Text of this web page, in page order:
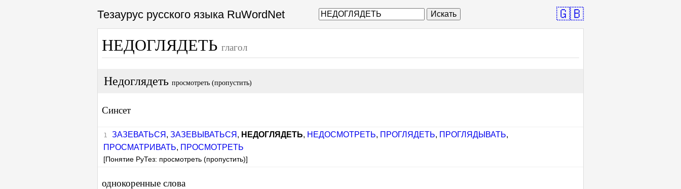
Тезаурус русского языка RuWordNet Искать 🇬🇧
НЕДОГЛЯДЕТЬ глагол
Недоглядеть просмотреть (пропустить)
Синсет
ЗАЗЕВАТЬСЯ , ЗАЗЕВЫВАТЬСЯ , НЕДОГЛЯДЕТЬ, НЕДОСМОТРЕТЬ, ПРОГЛЯДЕТЬ, ПРОГЛЯДЫВАТЬ,
ПРОСМАТРИВАТЬ, ПРОСМОТРЕТЬ
[Понятие РуТез: просмотреть (пропустить)]
однокоренные слова